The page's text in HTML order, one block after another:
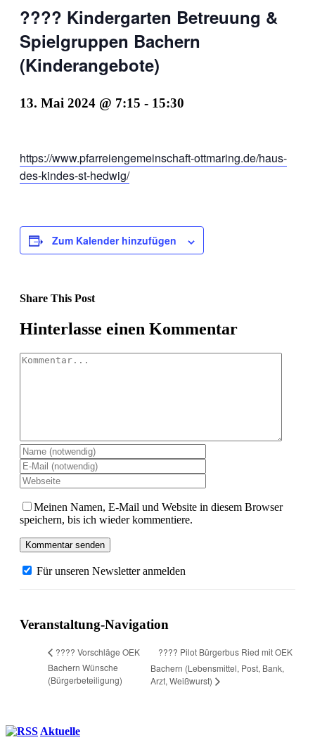
???? Kindergarten Betreuung &
Spielgruppen Bachern
(Kinderangebote)
13. Mai 2024 @ 7:15 - 15:30
https://www.pfarreiengemeinschaft-ottmaring.de/haus-
des-kindes-st-hedwig/
Zum Kalender hinzufügen
Share This Post
Facebook
X
LinkedIn
Pinterest
Hinterlasse einen Kommentar
Kommentar
Meinen Namen, E-Mail und Website in diesem Browser
speichern, bis ich wieder kommentiere.
Für unseren Newsletter anmelden
Veranstaltung-Navigation
???? Vorschläge OEK
Bachern Wünsche
(Bürgerbeteiligung)
???? Pilot Bürgerbus Ried mit OEK
Bachern (Lebensmittel, Post, Bank,
Arzt, Weißwurst)
Aktuelle